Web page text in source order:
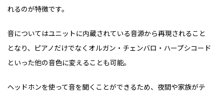
れるのが特徴です。
音についてはユニットに内蔵されている音源から再現されること
となり、ピアノだけでなくオルガン・チェンバロ・ハープシコード
といった他の音色に変えることも可能。
ヘッドホンを使って音を聞くことができるため、夜間や家族がテ